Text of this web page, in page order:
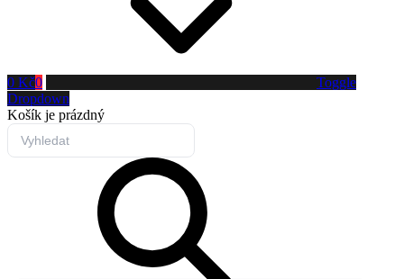
0 Kč0
Toggle
Dropdown
Košík je prázdný